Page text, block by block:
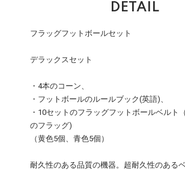
DETAIL
フラッグフットボールセット
デラックスセット
・4本のコーン、
・フットボールのルールブック(英語)、
・10セットのフラッグフットボールベルト
のフラッグ)
（黄色5個、青色5個）
耐久性のある品質の機器。超耐久性のある